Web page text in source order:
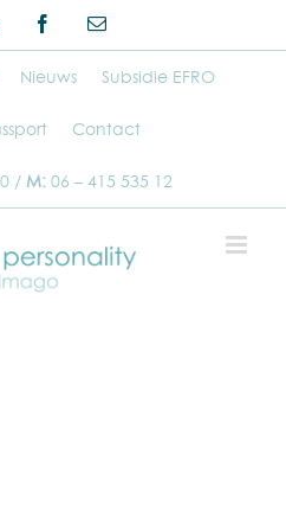
Facebook
E-
Nieuws Subsidie EFRO
Contact
/ M: 06 – 415 535 12